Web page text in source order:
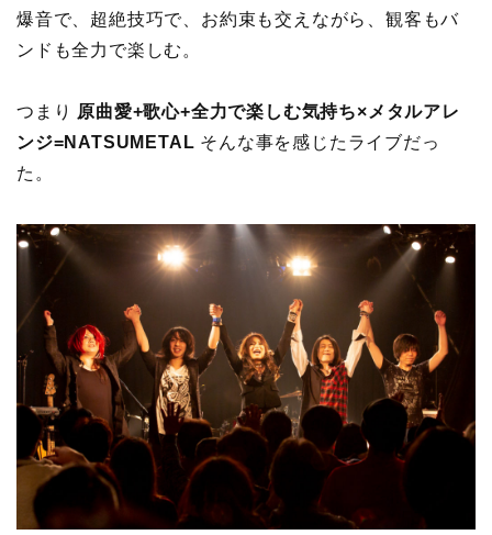
爆音で、超絶技巧で、お約束も交えながら、観客もバ
ンドも全力で楽しむ。
つまり
原曲愛+歌心+全力で楽しむ気持ち×メタルアレ
ンジ=NATSUMETAL そんな事を感じたライブだっ
た。